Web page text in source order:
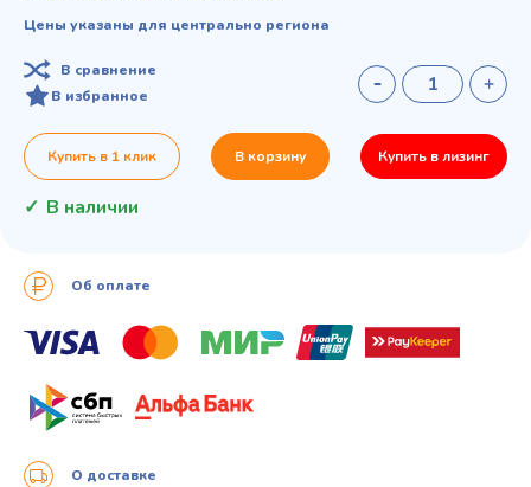
Цены указаны для центрально региона
В сравнение
В избранное
Купить в 1 клик В корзину Купить в лизинг
В наличии
Об оплате
О доставке